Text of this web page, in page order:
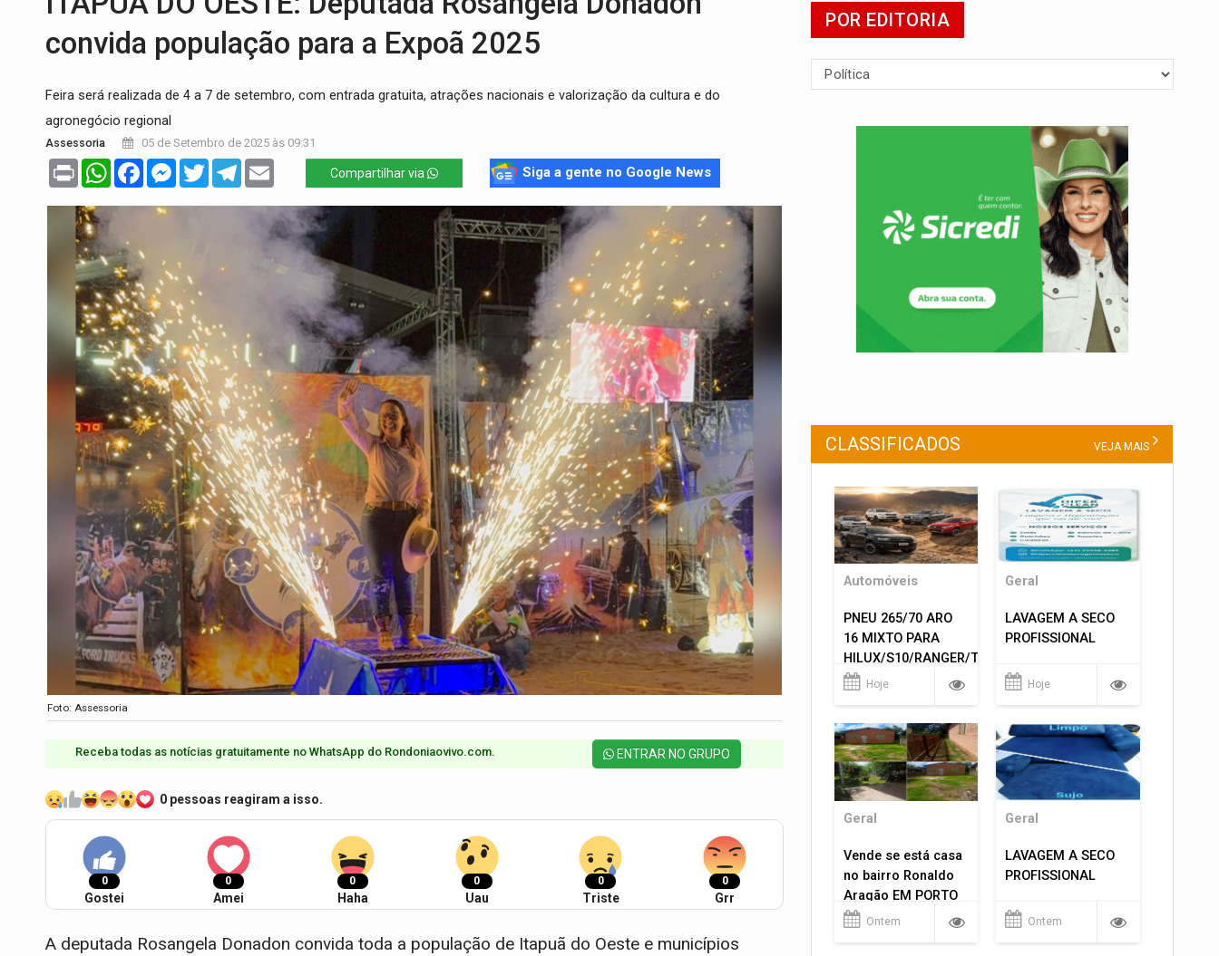
Museólogo Antônio Ocampo conduz a história de uma ferrovia desgovernada
EXTENSÃO DE DANOS: Ferroviários pedem ao Iphan recuperação de área atingida por erosão na EFMM
VARIANDO O CARDÁPIO:Veja essa receita de carne assada para o almoço e o jantar
PREJUÍZO AOS ESTUDANTES:
POSSESSÃO DE DEBORAH LOGAN:Terror mistura mistério e filmagens quase reais – Por Marcos Souza
SOB SUSPEITA:Entrega de 286 máquinas em Rondônia coincide com investigação sob sigilo
convida população para a Expoã 2025
Feira será realizada de 4 a 7 de setembro, com entrada gratuita, atrações nacionais e valorização da cultura e do
agronegócio regional
Assessoria 05 de Setembro de 2025 às 09:31
Print WhatsAppFacebookMessenger
TwitterTelegram Compartilhar via Siga a gente no Google News
Foto: Assessoria
Receba todas as notícias gratuitamente no WhatsApp do Rondoniaovivo.com.​ ENTRAR NO GRUPO
0 pessoas reagiram a isso.
0
Gostei
0
Amei
0
Haha
0
Uau
0
Triste
0
Grr
A deputada Rosangela Donadon convida toda a população de Itapuã do Oeste e municípios
POR EDITORIA
CLASSIFICADOS VEJA MAIS
Automóveis
PNEU 265/70 ARO
16 MIXTO PARA
HILUX/S10/RANGER/TRITON
ETC... MONTAGEM
Hoje
Geral
LAVAGEM A SECO
PROFISSIONAL
Hoje
Geral
Vende se está casa
no bairro Ronaldo
Aragão EM PORTO
VELHO RO.
Ontem
Geral
LAVAGEM A SECO
PROFISSIONAL
Ontem